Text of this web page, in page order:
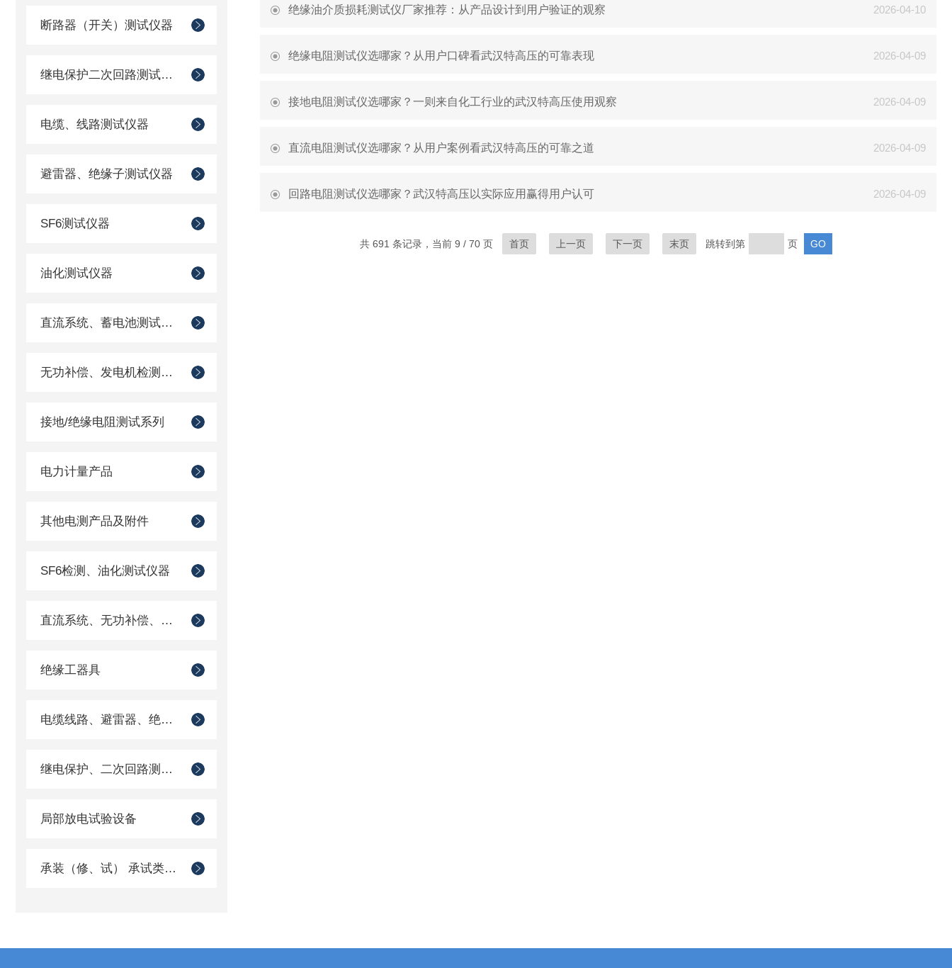
断路器（开关）测试仪器
继电保护二次回路测试仪器
电缆、线路测试仪器
避雷器、绝缘子测试仪器
SF6测试仪器
油化测试仪器
直流系统、蓄电池测试仪器
无功补偿、发电机检测仪器
接地/绝缘电阻测试系列
电力计量产品
其他电测产品及附件
SF6检测、油化测试仪器
直流系统、无功补偿、电池电机检测仪器
绝缘工器具
电缆线路、避雷器、绝缘子测试仪器
继电保护、二次回路测试仪器
局部放电试验设备
承装（修、试） 承试类仪器
绝缘油介质损耗测试仪厂家推荐：从产品设计到用户验证的观察 2026-04-10
绝缘电阻测试仪选哪家？从用户口碑看武汉特高压的可靠表现 2026-04-09
接地电阻测试仪选哪家？一则来自化工行业的武汉特高压使用观察 2026-04-09
直流电阻测试仪选哪家？从用户案例看武汉特高压的可靠之道 2026-04-09
回路电阻测试仪选哪家？武汉特高压以实际应用赢得用户认可 2026-04-09
共 691 条记录，当前 9 / 70 页 首页 上一页 下一页 末页 跳转到第 页